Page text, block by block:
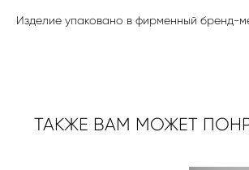
Изделие упаковано в фирменный бренд-
ТАКЖЕ ВАМ МОЖЕТ